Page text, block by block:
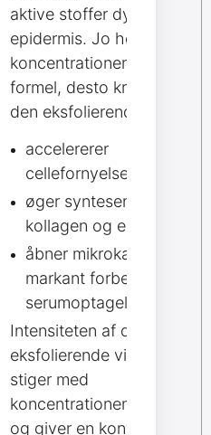
aktive stoffer dybere ned i
epidermis. Jo højere
koncentrationen er i en
formel, desto kraftigere er
den eksfolierende effekt.
accelererer
cellefornyelsen
øger syntesen af
kollagen og elastin
åbner mikrokanaler, der
markant forbedrer
serumoptagelsen
Intensiteten af den
eksfolierende virkning
stiger med
koncentrationen i formlen
og giver en kontrolleret,